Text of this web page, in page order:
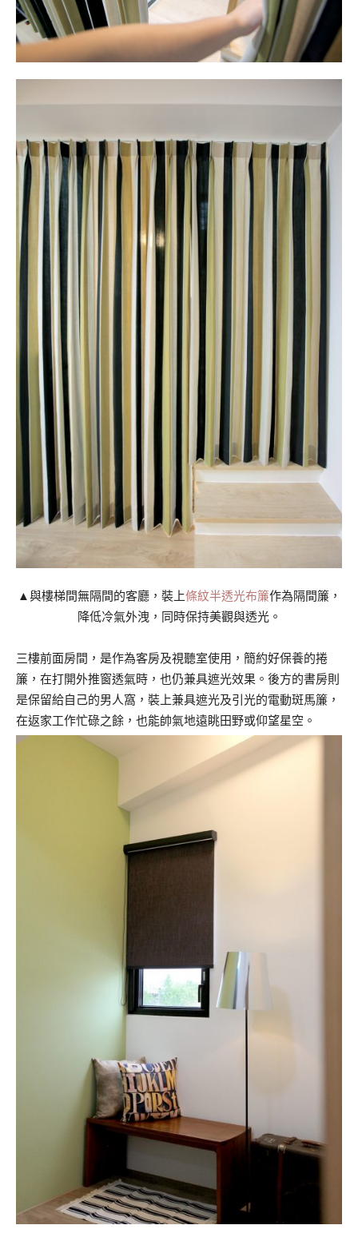
▲與樓梯間無隔間的客廳，裝上條紋半透光布簾作為隔間簾，
降低冷氣外洩，同時保持美觀與透光。
三樓前面房間，是作為客房及視聽室使用，簡約好保養的捲
簾，在打開外推窗透氣時，也仍兼具遮光效果。後方的書房則
是保留給自己的男人窩，裝上兼具遮光及引光的電動斑馬簾，
在返家工作忙碌之餘，也能帥氣地遠眺田野或仰望星空。